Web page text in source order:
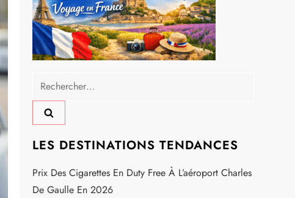
Rechercher :
LES DESTINATIONS TENDANCES
Prix Des Cigarettes En Duty Free À L’aéroport Charles
De Gaulle En 2026